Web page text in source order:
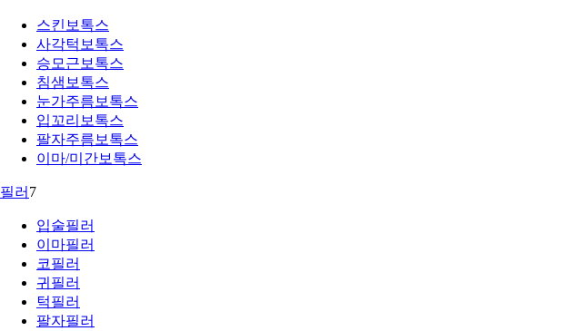
스킨보톡스
사각턱보톡스
승모근보톡스
침샘보톡스
눈가주름보톡스
입꼬리보톡스
팔자주름보톡스
이마/미간보톡스
필러 7
입술필러
이마필러
코필러
귀필러
턱필러
팔자필러